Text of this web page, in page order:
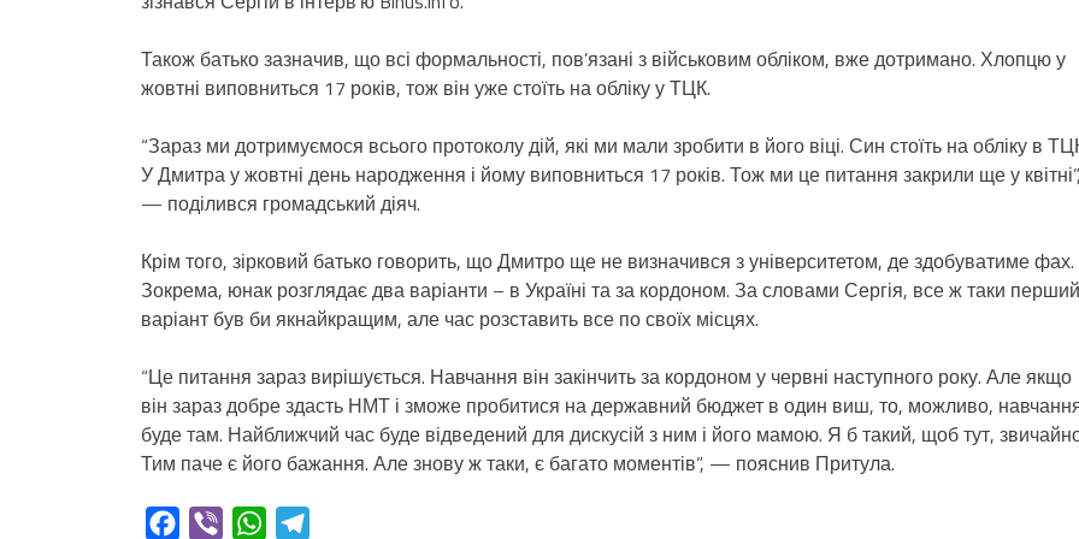
Також батько зазначив, що всі формальності, пов’язані з військовим обліком, вже дотримано. Хлопцю у
жовтні виповниться 17 років, тож він уже стоїть на обліку у ТЦК.
“Зараз ми дотримуємося всього протоколу дій, які ми мали зробити в його віці. Син стоїть на обліку в
У Дмитра у жовтні день народження і йому виповниться 17 років. Тож ми це питання закрили ще у квітні”,
— поділився громадський діяч.
Крім того, зірковий батько говорить, що Дмитро ще не визначився з університетом, де здобуватиме фах.
Зокрема, юнак розглядає два варіанти – в Україні та за кордоном. За словами Сергія, все ж таки перший
варіант був би якнайкращим, але час розставить все по своїх місцях.
“Це питання зараз вирішується. Навчання він закінчить за кордоном у червні наступного року. Але якщо
він зараз добре здасть НМТ і зможе пробитися на державний бюджет в один виш, то, можливо,
буде там. Найближчий час буде відведений для дискусій з ним і його мамою. Я б такий, щоб тут,
Тим паче є його бажання. Але знову ж таки, є багато моментів”, — пояснив Притула.
Facebook
Viber WhatsApp